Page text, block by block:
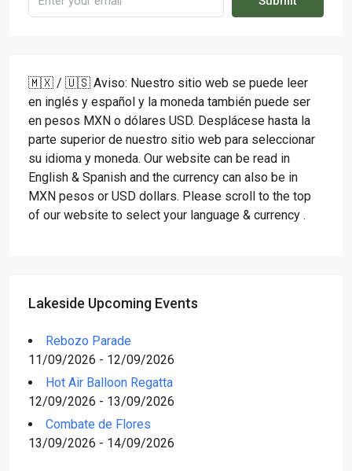
🇲🇽 / 🇺🇸 Aviso: Nuestro sitio web se puede leer
en inglés y español y la moneda también puede ser
en pesos MXN o dólares USD. Desplácese hasta la
parte superior de nuestro sitio web para seleccionar
su idioma y moneda. Our website can be read in
English & Spanish and the currency can also be in
MXN pesos or USD dollars. Please scroll to the top
of our website to select your language & currency .
Lakeside Upcoming Events
Rebozo Parade
11/09/2026 - 12/09/2026
Hot Air Balloon Regatta
12/09/2026 - 13/09/2026
Combate de Flores
13/09/2026 - 14/09/2026